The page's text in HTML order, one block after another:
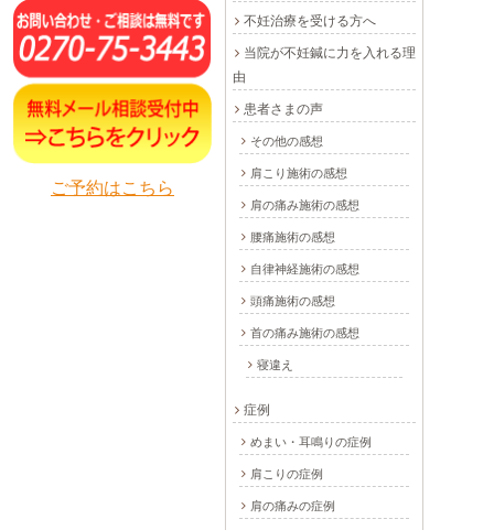
ご予約はこちら
不妊治療を受ける方へ
当院が不妊鍼に力を入れる理
由
患者さまの声
その他の感想
肩こり施術の感想
肩の痛み施術の感想
腰痛施術の感想
自律神経施術の感想
頭痛施術の感想
首の痛み施術の感想
寝違え
症例
めまい・耳鳴りの症例
肩こりの症例
肩の痛みの症例